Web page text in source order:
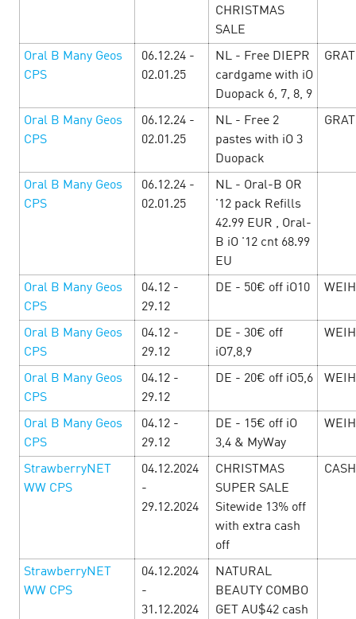
Started at Cityads the festival of the
most attractive offers dedicated to St.
10 February’25
You may not but fall in love as up to the end of February
special holiday conditions for everyone who is ready to love
profit! For you - offers with increased rates, promotions
and special promotion…
День Святого Валентина в Cityads —
Праздник любви и выгодных e-
10 February’25
С 10 по 16 февраля окунитесь в любовь с головой!
Привлекательные офферы с повышенными ставками, в
CHRISTMAS
SALE
Oral B Many Geos
CPS
06.12.24 -
02.01.25
NL - Free DIEPR
cardgame with iO
Duopack 6, 7, 8, 9
Oral B Many Geos
CPS
06.12.24 -
02.01.25
NL - Free 2
pastes with iO 3
Duopack
Oral B Many Geos
CPS
06.12.24 -
02.01.25
NL - Oral-B OR
'12 pack Refills
42.99 EUR , Oral-
B iO '12 cnt 68.99
EU
Oral B Many Geos
CPS
04.12 -
29.12
DE - 50€ off iO10
Oral B Many Geos
CPS
04.12 -
29.12
DE - 30€ off
iO7,8,9
Oral B Many Geos
CPS
04.12 -
29.12
DE - 20€ off iO5,6
Oral B Many Geos
CPS
04.12 -
29.12
DE - 15€ off iO
3,4 & MyWay
StrawberryNET
WW СPS
04.12.2024
-
29.12.2024
CHRISTMAS
SUPER SALE
Sitewide 13% off
with extra cash
off
StrawberryNET
WW СPS
04.12.2024
-
31.12.2024
NATURAL
BEAUTY COMBO
GET AU$42 cash